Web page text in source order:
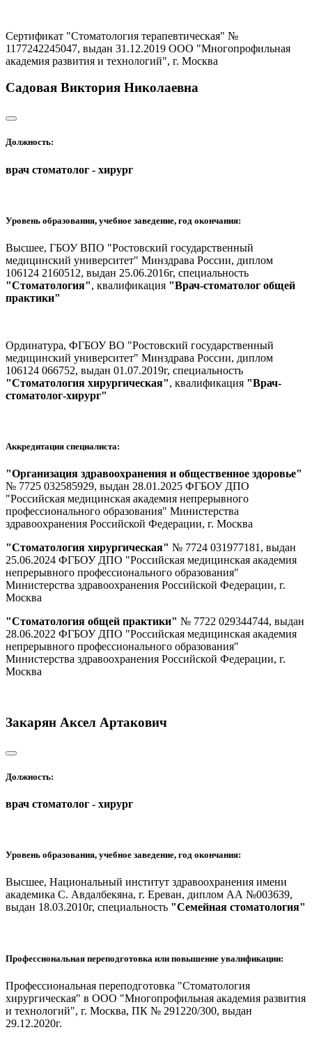
Сертификат "Стоматология терапевтическая" №
1177242245047, выдан 31.12.2019 ООО "Многопрофильная
академия развития и технологий", г. Москва
Садовая Виктория Николаевна
Должность:
врач стоматолог - хирург
Уровень образования, учебное заведение, год окончания:
Высшее, ГБОУ ВПО "Ростовский государственный
медицинский университет" Минздрава России, диплом
106124 2160512, выдан 25.06.2016г, специальность
"Стоматология", квалификация "Врач-стоматолог общей
практики"
Ординатура, ФГБОУ ВО "Ростовский государственный
медицинский университет" Минздрава России, диплом
106124 066752, выдан 01.07.2019г, специальность
"Стоматология хирургическая", квалификация "Врач-
стоматолог-хирург"
Аккредитация специалиста:
"Организация здравоохранения и общественное здоровье"
№ 7725 032585929, выдан 28.01.2025 ФГБОУ ДПО
"Российская медицинская академия непрерывного
профессионального образования" Министерства
здравоохранения Российской Федерации, г. Москва
"Стоматология хирургическая" № 7724 031977181, выдан
25.06.2024 ФГБОУ ДПО "Российская медицинская академия
непрерывного профессионального образования"
Министерства здравоохранения Российской Федерации, г.
Москва
"Стоматология общей практики" № 7722 029344744, выдан
28.06.2022 ФГБОУ ДПО "Российская медицинская академия
непрерывного профессионального образования"
Министерства здравоохранения Российской Федерации, г.
Москва
Закарян Аксел Артакович
Должность:
врач стоматолог - хирург
Уровень образования, учебное заведение, год окончания:
Высшее, Национальный институт здравоохранения имени
академика С. Авдалбекяна, г. Ереван, диплом АА №003639,
выдан 18.03.2010г, специальность "Семейная стоматология"
Профессиональная переподготовка или повышение увалификации:
Профессиональная переподготовка "Стоматология
хирургическая" в ООО "Многопрофильная академия развития
и технологий", г. Москва, ПК № 291220/300, выдан
29.12.2020г.